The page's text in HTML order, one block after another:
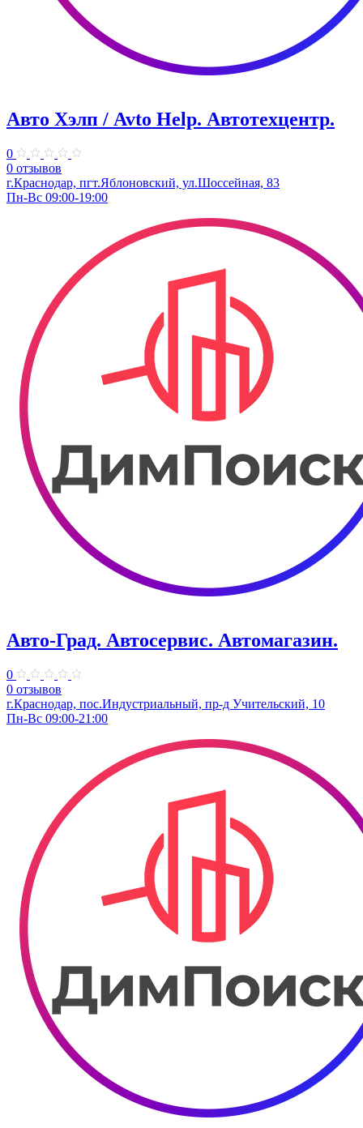
Авто Хэлп / Avto Help. Автотехцентр.
0
0 отзывов
г.Краснодар, пгт.Яблоновский, ул.Шоссейная, 83
Пн-Вс 09:00-19:00
Авто-Град. Автосервис. Автомагазин.
0
0 отзывов
г.Краснодар, пос.Индустриальный, пр-д Учительский, 10
Пн-Вс 09:00-21:00